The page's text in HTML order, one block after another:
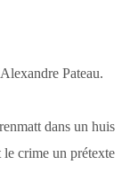
Pateau.
dans un huis
crime un prétexte